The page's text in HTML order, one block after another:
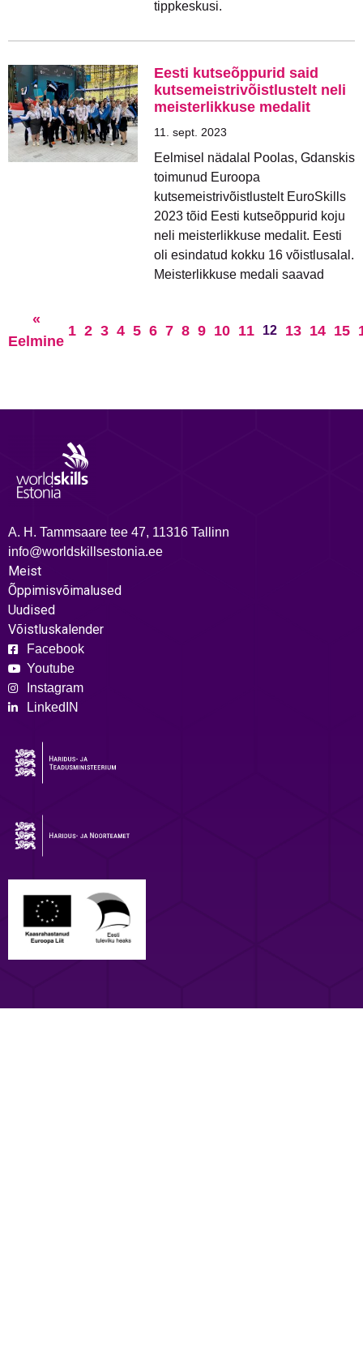
tippkeskusi.
Eesti kutseõppurid said
kutsemeistrivõistlustelt neli
meisterlikkuse medalit
11. sept. 2023
Eelmisel nädalal Poolas, Gdanskis
toimunud Euroopa
kutsemeistrivõistlustelt EuroSkills
2023 tõid Eesti kutseõppurid koju
neli meisterlikkuse medalit. Eesti
oli esindatud kokku 16 võistlusalal.
Meisterlikkuse medali saavad
«
Eelmine
1 2 3 4 5 6 7 8 9 10 11 12 13 14 15
A. H. Tammsaare tee 47, 11316 Tallinn
info@worldskillsestonia.ee
Meist
Õppimisvõimalused
Uudised
Võistluskalender
Facebook
Youtube
Instagram
LinkedIN